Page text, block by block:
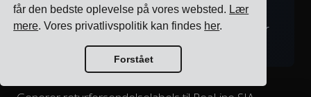
får den bedste oplevelse på vores websted. Lær
mere. Vores privatlivspolitik kan findes her.
Forstået
ReaLine SIA understøtter ikke native returlabels.
Cargoson genererer returlabels og administrerer
returlogistikprocessen gennem vores platform.